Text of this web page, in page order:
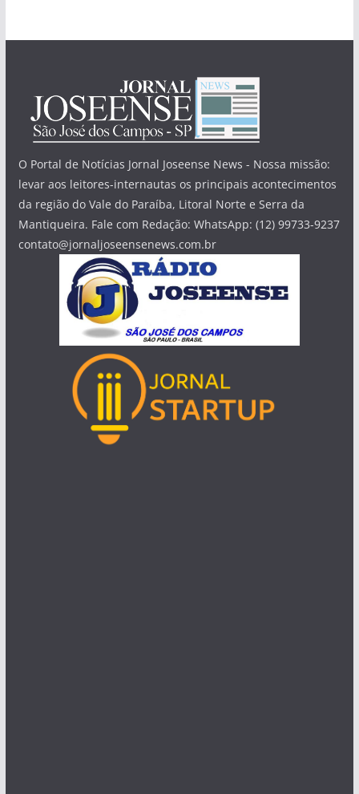
O Portal de Notícias Jornal Joseense News - Nossa missão:
levar aos leitores-internautas os principais acontecimentos
da região do Vale do Paraíba, Litoral Norte e Serra da
Mantiqueira. Fale com Redação: WhatsApp: (12) 99733-9237
contato@jornaljoseensenews.com.br